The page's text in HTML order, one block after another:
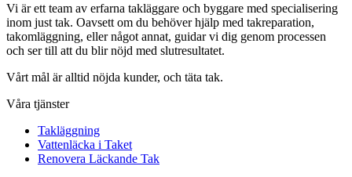
Vi är ett team av erfarna takläggare och byggare med specialisering
inom just tak. Oavsett om du behöver hjälp med takreparation,
takomläggning, eller något annat, guidar vi dig genom processen
och ser till att du blir nöjd med slutresultatet.
Vårt mål är alltid nöjda kunder, och täta tak.
Våra tjänster
Takläggning
Vattenläcka i Taket
Renovera Läckande Tak